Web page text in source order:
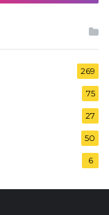
269
75
27
50
6